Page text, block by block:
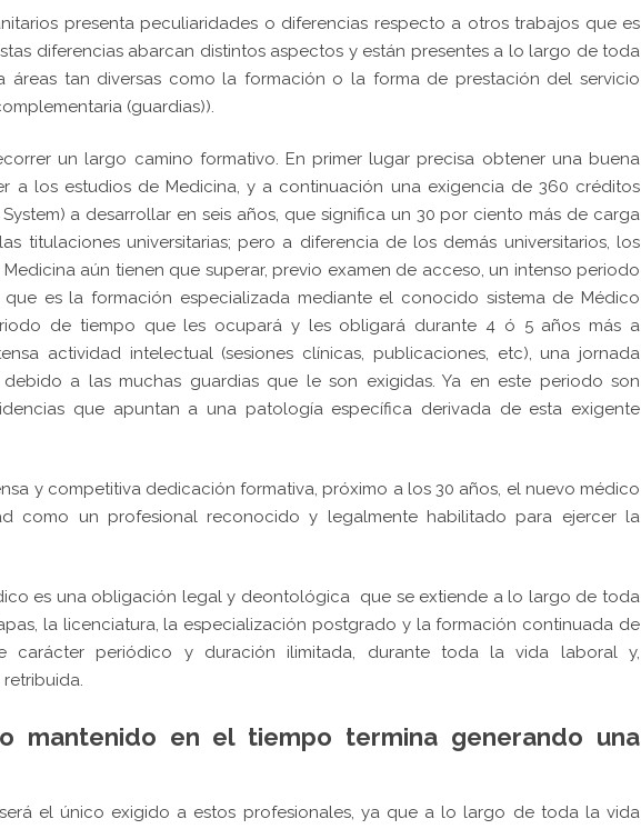
presenta peculiaridades o diferencias respecto a otros trabajos que es
diferencias abarcan distintos aspectos y están presentes a lo largo de toda
áreas tan diversas como la formación o la forma de prestación del servicio
(guardias)).
un largo camino formativo. En primer lugar precisa obtener una buena
a los estudios de Medicina, y a continuación una exigencia de 360 créditos
System) a desarrollar en seis años, que significa un 30 por ciento más de carga
titulaciones universitarias; pero a diferencia de los demás universitarios, los
aún tienen que superar, previo examen de acceso, un intenso periodo
es la formación especializada mediante el conocido sistema de Médico
de tiempo que les ocupará y les obligará durante 4 ó 5 años más a
actividad intelectual (sesiones clínicas, publicaciones, etc), una jornada
a las muchas guardias que le son exigidas. Ya en este periodo son
que apuntan a una patología específica derivada de esta exigente
y competitiva dedicación formativa, próximo a los 30 años, el nuevo médico
como un profesional reconocido y legalmente habilitado para ejercer la
es una obligación legal y deontológica que se extiende a lo largo de toda
la licenciatura, la especialización postgrado y la formación continuada de
carácter periódico y duración ilimitada, durante toda la vida laboral y,
mantenido en el tiempo termina generando una
el único exigido a estos profesionales, ya que a lo largo de toda la vida